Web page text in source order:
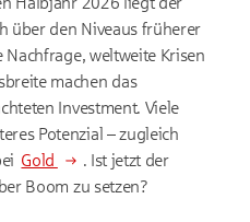
über den Niveaus früherer
weltweite Krisen
machen das
Investment. Viele
Potenzial – zugleich
Gold
. Ist jetzt der
Boom zu setzen?